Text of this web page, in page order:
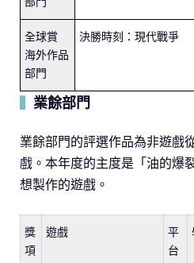
全球賞
海外作品
部門
決勝時刻：現代戰爭
業餘部門
業餘部門的評選作品為非遊戲
戲。本年度的主度是「油的爆
想製作的遊戲。
獎
項
遊戲
平
台